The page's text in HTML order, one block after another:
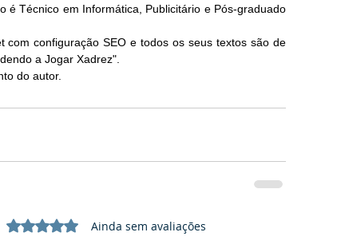
é Técnico em Informática, Publicitário e Pós-graduado
configuração SEO e todos os seus textos são de
a Jogar Xadrez".
do autor.
Avaliado com 0 de 5 estrelas.
Ainda sem avaliações